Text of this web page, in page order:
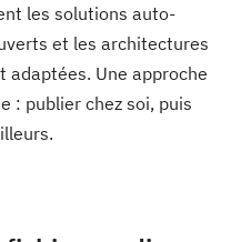
les solutions auto-
et les architectures
adaptées. Une approche
: publier chez soi, puis